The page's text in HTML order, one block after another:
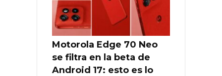
Motorola Edge 70 Neo
se filtra en la beta de
Android 17: esto es lo